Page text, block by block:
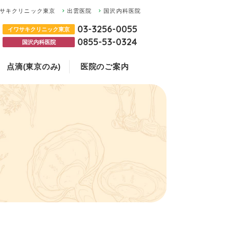
キクリニック東京 出雲医院 国沢内科医院
イワサキクリニック東京 03-3256-0055
国沢内科医院 0855-53-0324
違いについて
て
みの方
点滴(東京のみ) 医院のご案内
京